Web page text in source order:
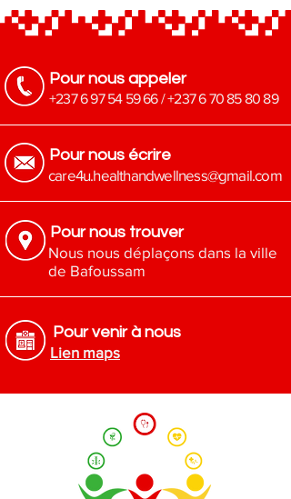
Pour nous appeler
+237 6 97 54 59 66/+237 6 70 85 80 89
Pour nous écrire
​care4u.healthandwellness@gmail.com
Pour nous trouver
Nous nous déplaçons dans la ville
de Bafoussam
Pour venir à nous
Lien maps